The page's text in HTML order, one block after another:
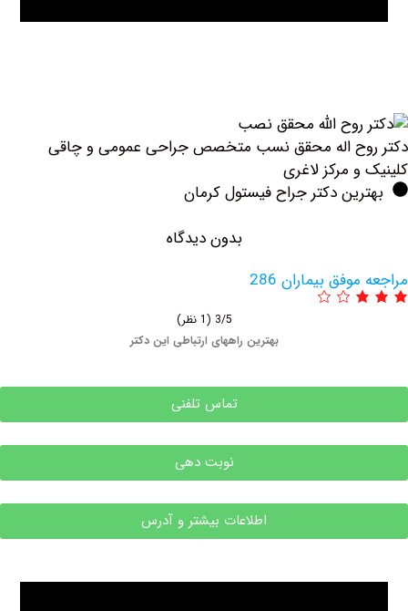
اله محقق نسب متخصص جراحی عمومی و چاقی
مرکز لاغری
دکتر جراح فیستول کرمان
بدون دیدگاه
بیماران 286
بهترین راههای ارتباطی این دکتر
تماس تلفنی
نوبت دهی
اطلاعات بیشتر و آدرس